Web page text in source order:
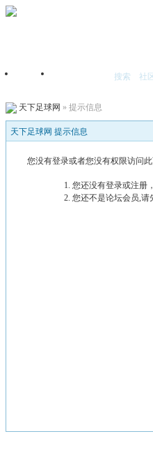
首页 搜索 社
天下足球网 » 提示信息
天下足球网 提示信息
您没有登录或者您没有权限访问
您还没有登录或注册
您还不是论坛会员,请